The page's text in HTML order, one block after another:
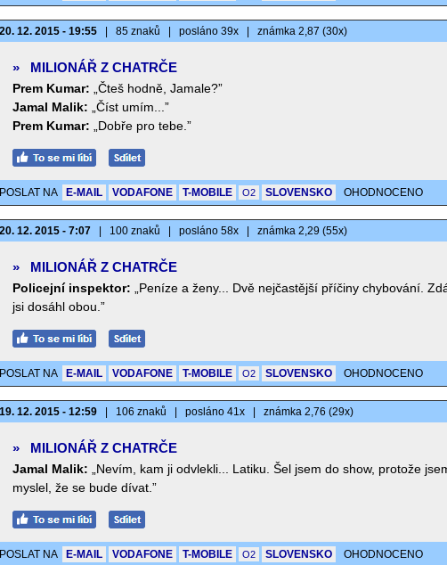
20. 12. 2015 - 19:55 85 znaků posláno 39x známka 2,87 (30x)
» MILIONÁŘ Z CHATRČE
Prem Kumar:
„Čteš hodně, Jamale?”
Jamal Malik:
„Číst umím...”
Prem Kumar:
„Dobře pro tebe.”
POSLAT NA E-MAIL VODAFONE T-MOBILE O2 SLOVENSKO OHODNOCENO
20. 12. 2015 - 7:07 100 znaků posláno 58x známka 2,29 (55x)
» MILIONÁŘ Z CHATRČE
Policejní inspektor:
„Peníze a ženy... Dvě nejčastější příčiny chybování.
jsi dosáhl obou.”
POSLAT NA E-MAIL VODAFONE T-MOBILE O2 SLOVENSKO OHODNOCENO
19. 12. 2015 - 12:59 106 znaků posláno 41x známka 2,76 (29x)
» MILIONÁŘ Z CHATRČE
Jamal Malik:
„Nevím, kam ji odvlekli... Latiku. Šel jsem do show, protože
myslel, že se bude dívat.”
POSLAT NA E-MAIL VODAFONE T-MOBILE O2 SLOVENSKO OHODNOCENO